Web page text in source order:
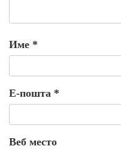
Име *
Е-пошта *
Веб место